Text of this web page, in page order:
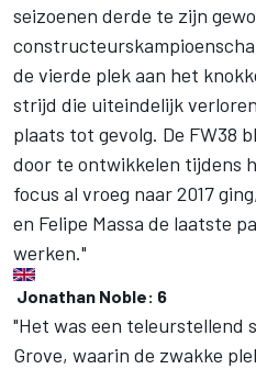
seizoenen derde te zijn
de vierde plek aan het
strijd die uiteindelijk
plaats tot gevolg. De FW38
door te ontwikkelen tijdens
focus al vroeg naar 2017
en Felipe Massa de laatste
werken."
Jonathan Noble: 6
"Het was een teleurstellend
Grove, waarin de zwakke